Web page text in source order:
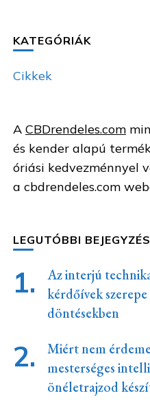
KATEGÓRIÁK
Cikkek
A CBDrendeles.com
és kender alapú
óriási kedvezménnyel
a cbdrendeles.com
LEGUTÓBBI
Az interjú
kérdőívek
döntésekben
Miért nem
mesterséges
önéletrajzod